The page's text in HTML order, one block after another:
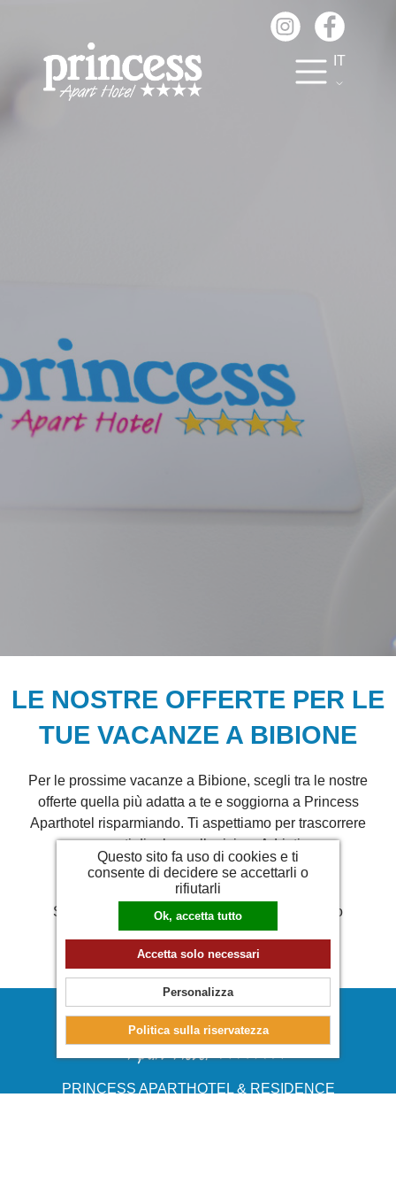
IT
LE NOSTRE OFFERTE PER LE
TUE VACANZE A BIBIONE
Per le prossime vacanze a Bibione, scegli tra le nostre
offerte quella più adatta a te e soggiorna a Princess
Aparthotel risparmiando. Ti aspettiamo per trascorrere
momenti di relax sulla riviera Adriatica.
Spiacenti non ci sono offerte in questo periodo
PRINCESS APARTHOTEL & RESIDENCE
Questo sito fa uso di cookies e ti
consente di decidere se accettarli o
rifiutarli
Ok, accetta tutto
Accetta solo necessari
Personalizza
Politica sulla riservatezza